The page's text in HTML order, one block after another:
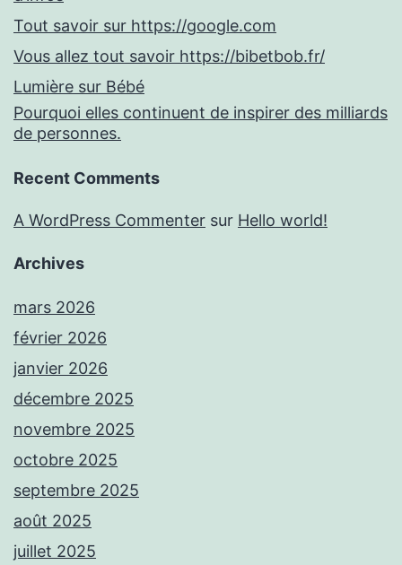
Tout savoir sur https://google.com
Vous allez tout savoir https://bibetbob.fr/
Lumière sur Bébé
Pourquoi elles continuent de inspirer des milliards
de personnes.
Recent Comments
A WordPress Commenter sur Hello world!
Archives
mars 2026
février 2026
janvier 2026
décembre 2025
novembre 2025
octobre 2025
septembre 2025
août 2025
juillet 2025